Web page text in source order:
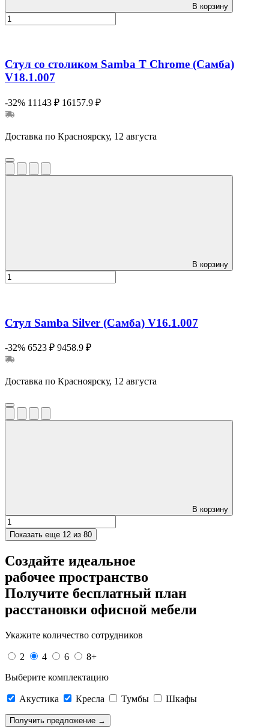
В корзину
Стул со столиком Samba T Chrome (Самба)
V18.1.007
-32% 11143 ₽ 16157.9 ₽
Доставка по Красноярску, 12 августа
В корзину
Стул Samba Silver (Самба) V16.1.007
-32% 6523 ₽ 9458.9 ₽
Доставка по Красноярску, 12 августа
В корзину
Показать еще 12 из 80
Создайте идеальное
рабочее пространство
Получите бесплатный план
расстановки офисной мебели
Укажите количество сотрудников
2 4 6
8+
Выберите комплектацию
Акустика Кресла Тумбы Шкафы